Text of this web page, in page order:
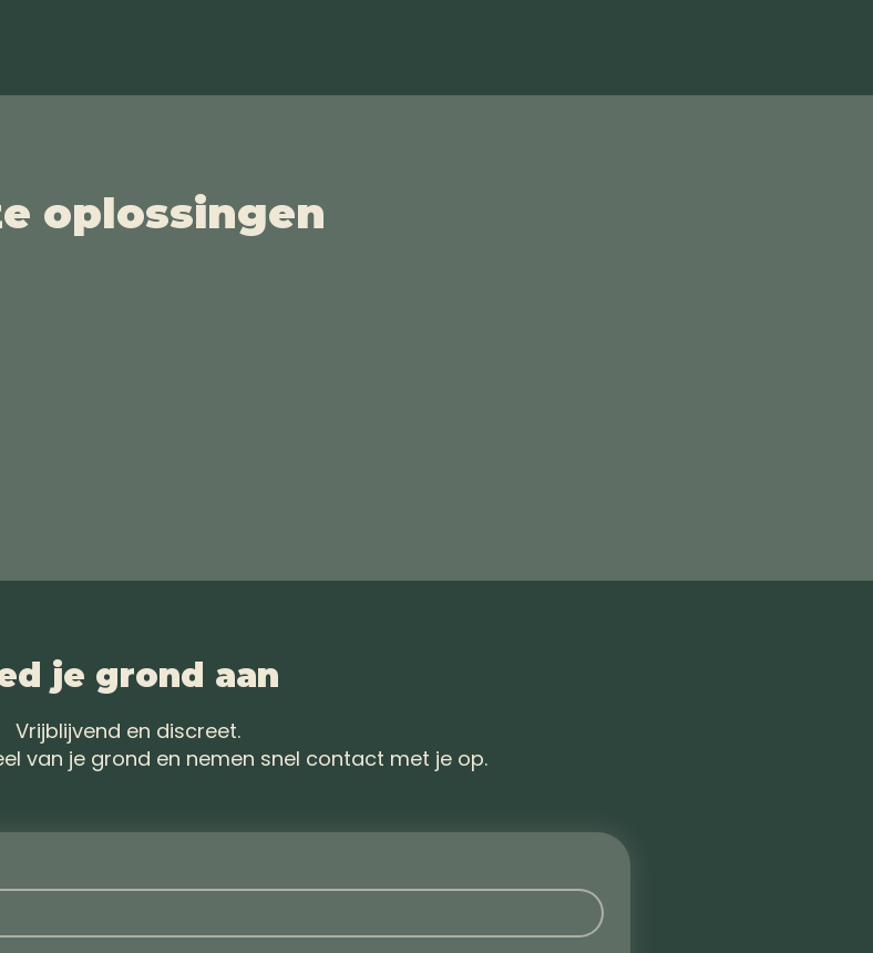
oplossingen
je grond aan
Vrijblijvend en discreet.
van je grond en nemen snel contact met je op.